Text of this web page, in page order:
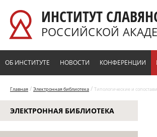
ИНСТИТУТ
РОССИЙСКОЙ
ОБ ИНСТИТУТЕ НОВОСТИ КОНФЕРЕНЦИИ
Главная / Электронная библиотека / Типологические и
ЭЛЕКТРОННАЯ БИБЛИОТЕКА